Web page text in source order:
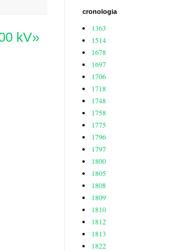
kV»
cronologia
1363
1514
1678
1697
1706
1718
1748
1758
1775
1796
1797
1800
1805
1808
1809
1810
1812
1813
1822